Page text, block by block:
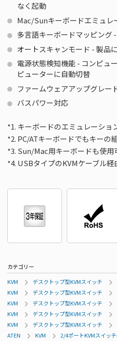
なく起動
Mac/Sunキーボードエミュレ
多言語キーボードマッピング
オートスキャンモード - 製品
電源状態検知機能 - コンピュ
ピューターに自動切替
ファームウェアアップグレー
バスパワー対応
*1. キーボードのエミュレーショ
*2. PC/ATキーボードでもキーの
*3. Sun/Mac用キーボードも使
*4. USBタイプのKVMケーブル経
カテゴリー
KVM
デスクトップ型KVMスイッチ
KVM
デスクトップ型KVMスイッチ
KVM
デスクトップ型KVMスイッチ
KVM
デスクトップ型KVMスイッチ
KVM
デスクトップ型KVMスイッチ
ATEN
KVM 2/4ポートKVMスイッ